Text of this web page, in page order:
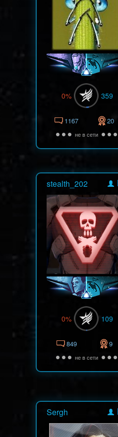
0% 359
1167 20
не в сети
stealth_202
0% 109
849 9
не в сети
Sergh